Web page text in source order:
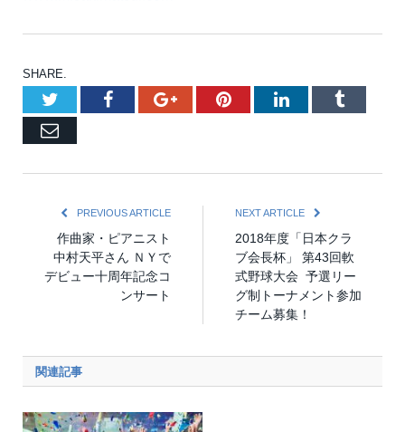
SHARE.
TwitterFacebookGoogle+PinterestLinkedInTumblr
Email
PREVIOUS ARTICLE
作曲家・ピアニスト
中村天平さん ＮＹで
デビュー十周年記念コ
ンサート
NEXT ARTICLE
2018年度「日本クラ
ブ会長杯」 第43回軟
式野球大会 予選リー
グ制トーナメント参加
チーム募集！
関連記事